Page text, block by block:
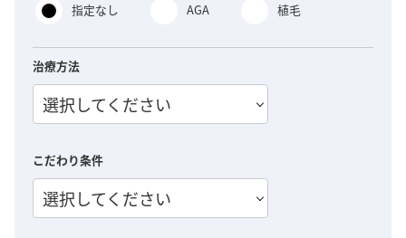
指定なし AGA 植毛
治療方法
選択してください
こだわり条件
選択してください